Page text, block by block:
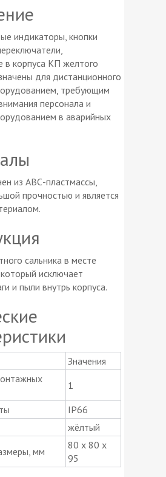
индикаторы, кнопки
в корпуса КП желтого
для дистанционного
требующим
персонала и
в аварийных
из ABС-пластмассы,
прочностью и является
сальника в месте
исключает
и пыли внутрь корпуса.
Значения
1
IP66
жёлтый
мм
80 х 80 х
95